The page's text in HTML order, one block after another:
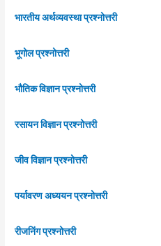
भारतीय अर्थव्यवस्था प्रश्नोत्तरी
भूगोल प्रश्नोत्तरी
भौतिक विज्ञान प्रश्नोत्तरी
रसायन विज्ञान प्रश्नोत्तरी
जीव विज्ञान प्रश्नोत्तरी
पर्यावरण अध्ययन प्रश्नोत्तरी
रीजनिंग प्रश्नोत्तरी